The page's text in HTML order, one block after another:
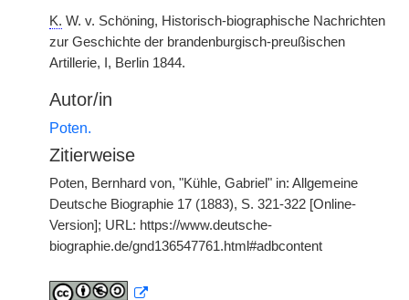
K. W. v. Schöning, Historisch-biographische Nachrichten
zur Geschichte der brandenburgisch-preußischen
Artillerie, I, Berlin 1844.
Autor/in
Poten.
Zitierweise
Poten, Bernhard von, "Kühle, Gabriel" in: Allgemeine
Deutsche Biographie 17 (1883), S. 321-322 [Online-
Version]; URL: https://www.deutsche-
biographie.de/gnd136547761.html#adbcontent